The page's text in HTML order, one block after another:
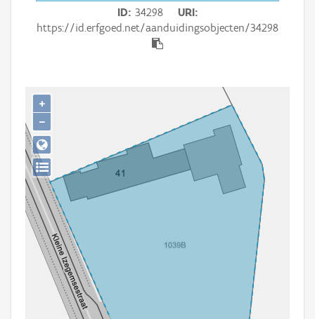
Persoon of collectief
Aanmelden
ID 34298
URI
https://id.erfgoed.net/aanduidingsobjecten/34298
+
−